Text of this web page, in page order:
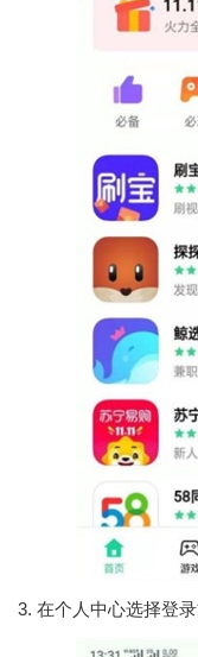
3. 在个人中心选择登